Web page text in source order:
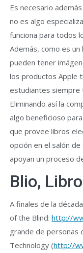
Es necesario
no es algo
funciona para todos
Además, como es
pueden tener
los productos Apple
estudiantes siempre
Eliminando así la
algo beneficioso
que provee libros
opción en el salón
apoyan un proceso
Blio,
A finales de la
of the Blind: http://
grande de personas
Technology (http://